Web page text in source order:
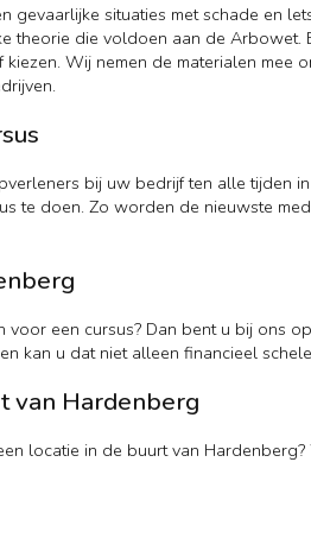
gevaarlijke situaties met schade en
theorie die voldoen aan de
Wij nemen de materialen
bij uw bedrijf ten alle tijden
te doen. Zo worden de nieuwste
een cursus? Dan bent u bij ons
kan u dat niet alleen financieel
van Hardenberg
locatie in de buurt van